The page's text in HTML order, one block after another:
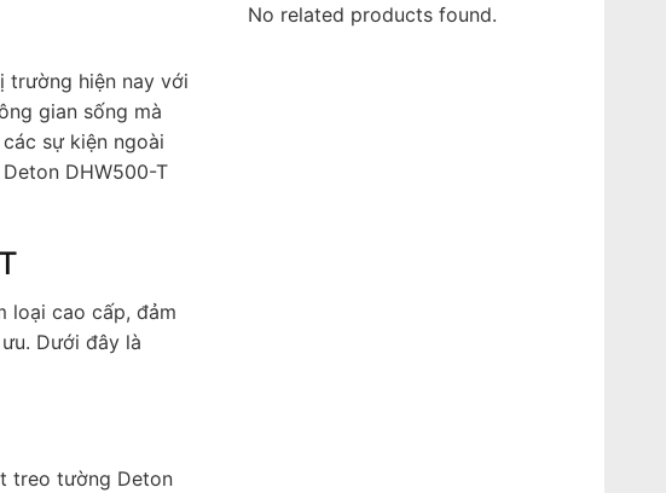
trường hiện nay với
gian sống mà
sự kiện ngoài
DHW500-T
loại cao cấp, đảm
Dưới đây là
treo tường Deton
No related products found.